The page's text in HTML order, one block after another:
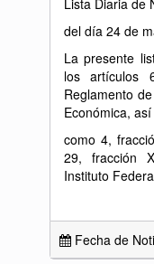
Lista Diaria de
del día 24 de
La presente
los artículos
Reglamento
Económica, así
como 4,
29, fracción
Instituto
Fecha de